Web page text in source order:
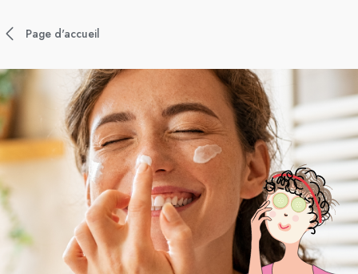
Page d'accueil